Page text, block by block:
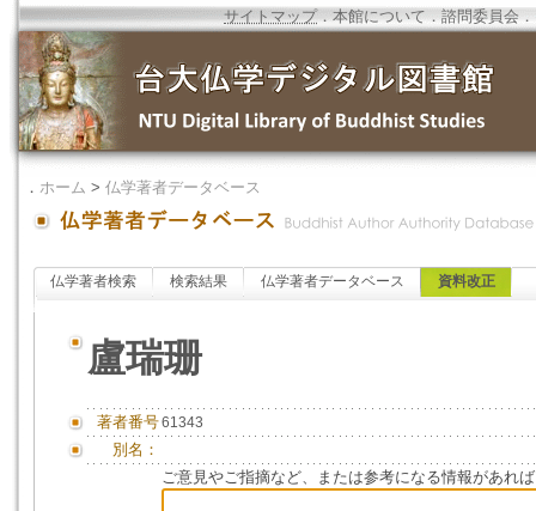
サイトマップ．本館について ．諮問委員会 ．
． ホーム > 仏学著者データベース
仏学著者検索 検索結果 仏学著者データベース 資料改正
盧瑞珊
著者番号61343
別名：
ご意見やご指摘など、または参考になる情報があれ